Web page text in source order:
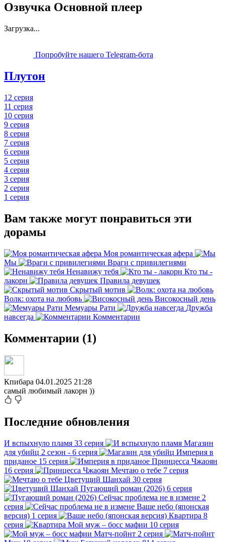
Озвучка Основной плеер
Загрузка...
Попробуйте нашего Telegram-бота
Плутон
12 серия
11 серия
10 серия
9 серия
8 серия
7 серия
6 серия
5 серия
4 серия
3 серия
2 серия
1 серия
Вам также могут понравиться эти
дорамы
Моя романтическая афера
Мы
Враги с привилегиями
Ненавижу тебя
Кто ты -
лакорн
Правила девушек
Скрытый мотив
Волк: охота на любовь
Високосный день
Мемуары Рати
Дружба
навсегда
Комментарии
Комментарии (1)
Кпибара 04.01.2025 21:28
самый любимый лакорн ))
Последние обновления
И вспыхнуло пламя 33 серия
Магазин
для убийц 2 сезон - 6 серия
Империя в
приданое 15 серия
Принцесса Чжаоян
16 серия
Мечтаю о тебе 7 серия
Цветущий Шанхай 30 серия
Пугающий роман (2026) 6 серия
Сейчас проблема не в измене 2
серия
Ваше небо (японская
версия) 1 серия Квартира 8
серия
Мой муж – босс мафии 10 серия
Матч-пойнт 2 серия